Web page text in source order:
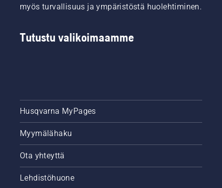
myös turvallisuus ja ympäristöstä huolehtiminen.
Tutustu valikoimaamme
Husqvarna MyPages
Myymälähaku
Ota yhteyttä
Lehdistöhuone